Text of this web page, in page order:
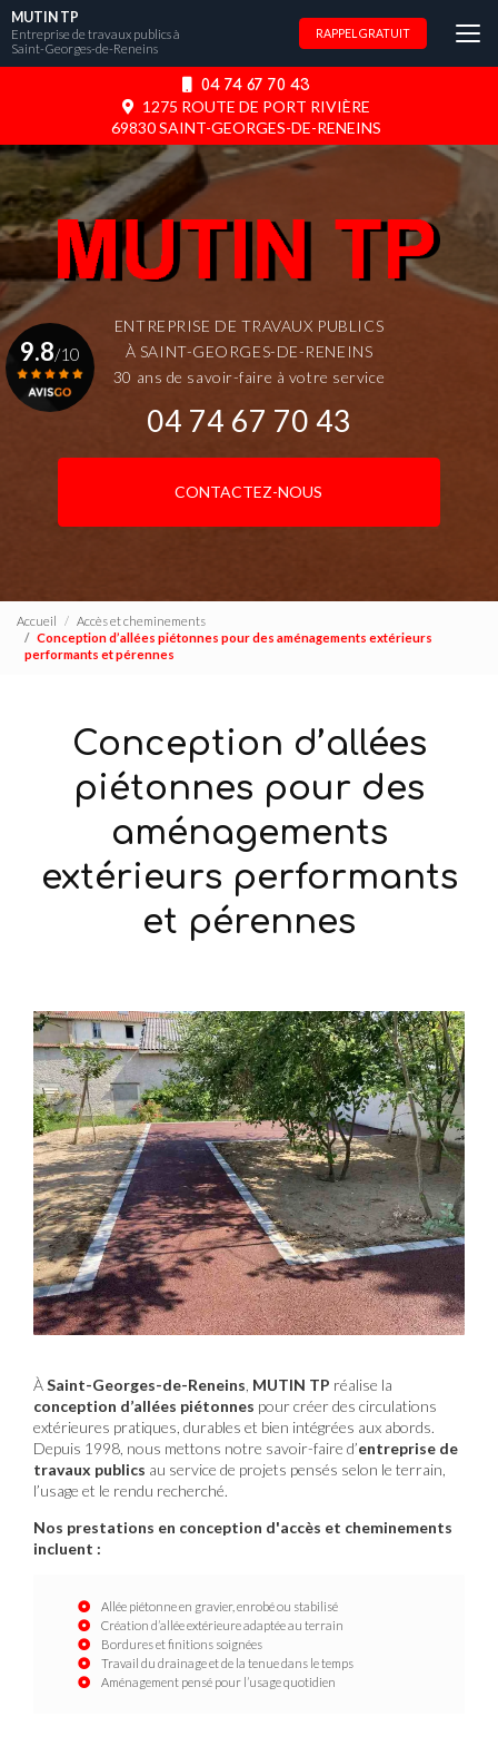
Aller
au
contenu
04 74 67 70 43
1275 ROUTE DE PORT RIVIÈRE
69830 SAINT-GEORGES-DE-RENEINS
MUTIN TP
Entreprise de travaux publics à
Saint-Georges-de-Reneins
RAPPEL GRATUIT
ENTREPRISE DE TRAVAUX PUBLICS
À SAINT-GEORGES-DE-RENEINS
30 ans de savoir-faire à votre service
04 74 67 70 43
CONTACTEZ-NOUS
9.8/10
Accueil
Accès et cheminements
Conception d’allées piétonnes pour des aménagements extérieurs
performants et pérennes
Conception d’allées
piétonnes pour des
aménagements
extérieurs performants
et pérennes
ÀSaint-Georges-de-Reneins MUTIN TP réalise la
conception d’allées piétonnes pour créer des circulations
extérieures pratiques, durables et bien intégrées aux abords.
Depuis 1998, nous mettons notre savoir-faire d’entreprise de
travaux publics au service de projets pensés selon le terrain,
l’usage et le rendu recherché.
Nos prestations en conception d'accès et cheminements
incluent :
Allée piétonne en gravier, enrobé ou stabilisé
Création d’allée extérieure adaptée au terrain
Bordures et finitions soignées
Travail du drainage et de la tenue dans le temps
Aménagement pensé pour l’usage quotidien